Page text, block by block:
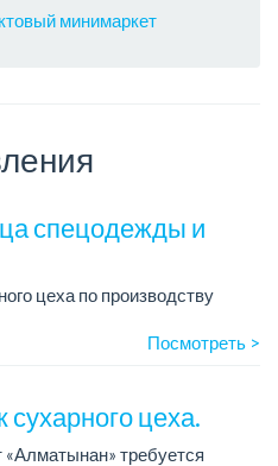
минимаркет
спецодежды и
цеха по производству
Посмотреть >
цеха.
требуется